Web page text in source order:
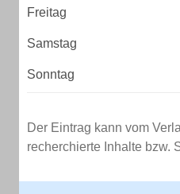
Freitag
Samstag
Sonntag
Der Eintrag kann vom
recherchierte Inhalte bzw.